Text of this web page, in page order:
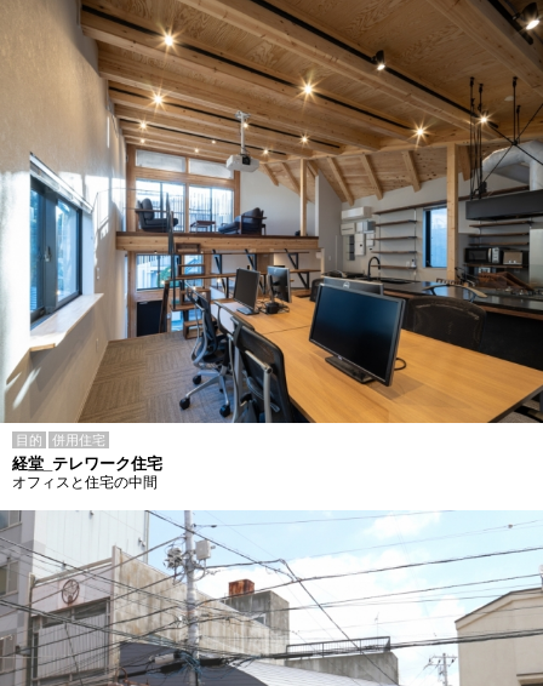
目的 併用住宅
経堂_テレワーク住宅
オフィスと住宅の中間